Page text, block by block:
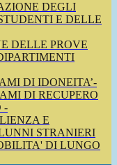
DEGLI
E DELLE
DELLE PROVE
DI IDONEITA’-
DI RECUPERO
-
E
STRANIERI
DI LUNGO